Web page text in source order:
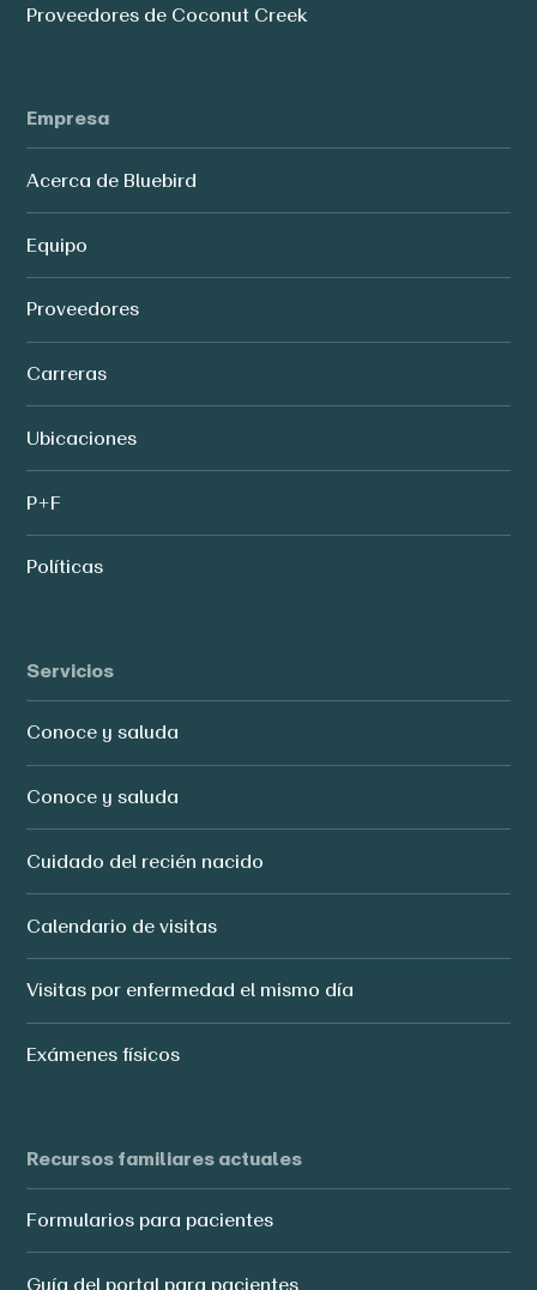
Proveedores de Coconut Creek
Empresa
Acerca de Bluebird
Equipo
Proveedores
Carreras
Ubicaciones
P+F
Políticas
Servicios
Conoce y saluda
Conoce y saluda
Cuidado del recién nacido
Calendario de visitas
Visitas por enfermedad el mismo día
Exámenes físicos
Recursos familiares actuales
Formularios para pacientes
Guía del portal para pacientes